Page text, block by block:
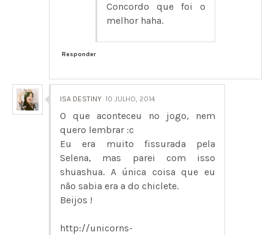
Concordo que foi o
melhor haha.
Responder
ISA DESTINY 10 JULHO, 2014
O que aconteceu no jogo, nem
quero lembrar :c
Eu era muito fissurada pela
Selena, mas parei com isso
shuashua. A única coisa que eu
não sabia era a do chiclete.
Beijos !
http://unicorns-